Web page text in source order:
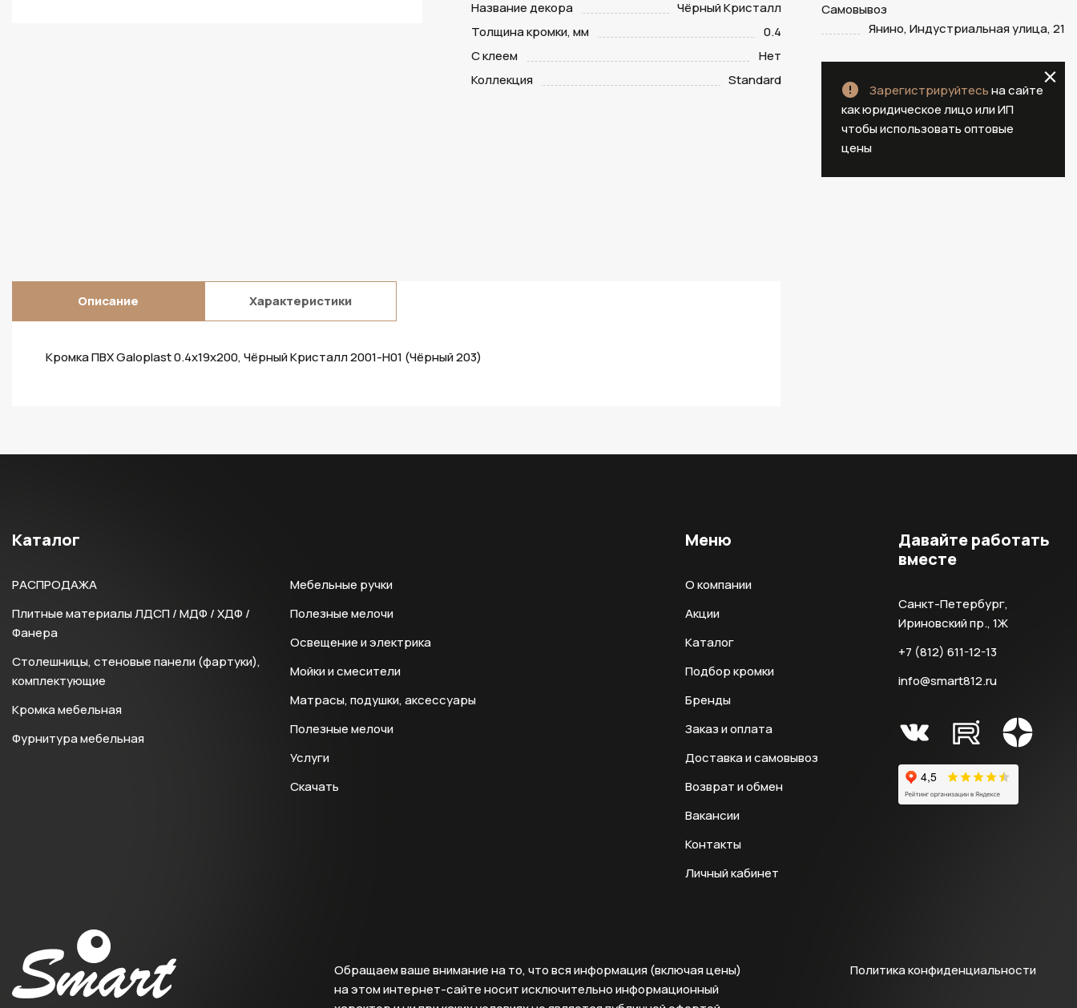
Название декора
Чёрный Кристалл
Толщина кромки, мм
0.4
С клеем
Нет
Коллекция
Standard
Самовывоз
Янино, Индустриальная улица, 21
Зарегистрируйтесьна сайте
как юридическое лицо или ИП
чтобы использовать оптовые
цены
Описание Характеристики
Кромка ПВХ Galoplast 0.4х19х200, Чёрный Кристалл 2001-H01 (Чёрный 203)
Каталог
РАСПРОДАЖА
Плитные материалы ЛДСП / МДФ / ХДФ /
Фанера
Столешницы, стеновые панели (фартуки),
комплектующие
Кромка мебельная
Фурнитура мебельная
Мебельные ручки
Полезные мелочи
Освещение и электрика
Мойки и смесители
Матрасы, подушки, аксессуары
Полезные мелочи
Услуги
Скачать
Меню
О компании
Акции
Каталог
Подбор кромки
Бренды
Заказ и оплата
Доставка и самовывоз
Возврат и обмен
Вакансии
Контакты
Личный кабинет
Давайте работать
вместе
Санкт-Петербург,
Ириновский пр., 1Ж
+7 (812) 611-12-13
info@smart812.ru
Политика конфиденциальности
Обращаем ваше внимание на то, что вся информация (включая цены)
на этом интернет-сайте носит исключительно информационный